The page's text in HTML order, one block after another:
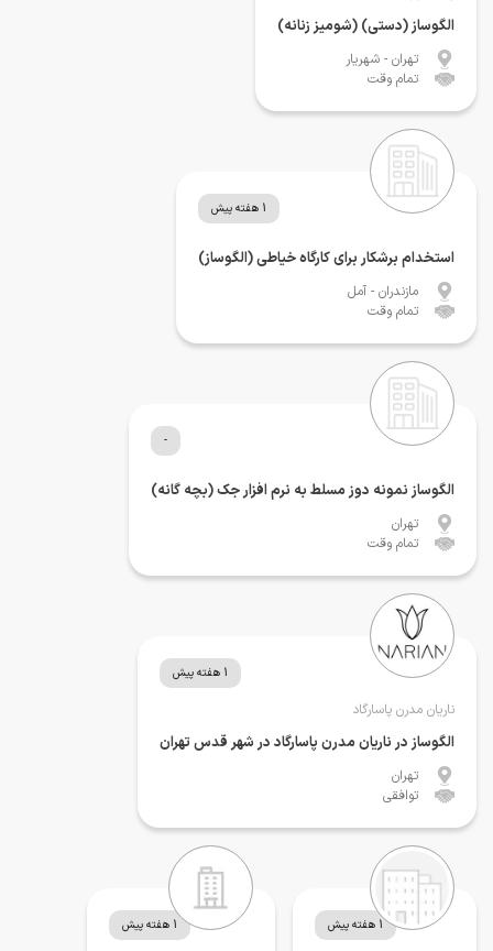
الگوساز (دستی) (شومیز زنانه)
تهران - شهریار
تمام وقت
1 هفته پیش
استخدام برشکار برای کارگاه خیاطی (الگوساز)
مازندران - آمل
تمام وقت
-
الگوساز نمونه دوز مسلط به نرم افزار جک (بچه گانه)
تهران
تمام وقت
1 هفته پیش
ناریان مدرن پاسارگاد
الگوساز در ناریان مدرن پاسارگاد در شهر قدس تهران
تهران
توافقی
1 هفته پیش 1 هفته پیش